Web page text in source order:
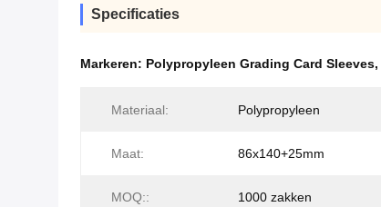
Specificaties
Markeren: Polypropyleen Grading Card Sleeves,
Materiaal: Polypropyleen
Maat: 86x140+25mm
MOQ:: 1000 zakken